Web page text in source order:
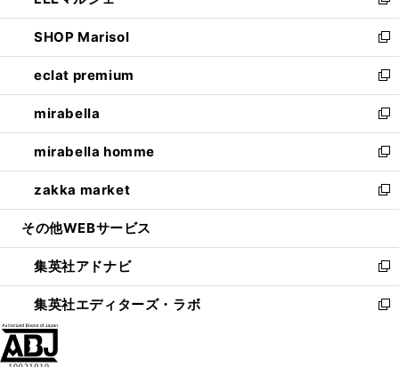
開
く
ウ
で
開
く
ン
ド
ウ
で
開
く
ウ
ィ
ン
ド
ウ
で
開
く
し
い
ウ
ィ
ン
ド
ウ
で
開
く
SHOP Marisol
新
し
い
ウ
ィ
ン
ド
ウ
で
開
eclat premium
新
し
い
ウ
ィ
ン
ド
ウ
開
く
mirabella
新
し
い
ウ
ィ
ン
ウ
で
開
く
mirabella homme
新
し
い
ウ
ン
ド
ウ
で
zakka market
新
し
ウ
ィ
ン
ド
その他WEBサービス
集英社アドナビ
新
し
い
集英社エディターズ・ラボ
新